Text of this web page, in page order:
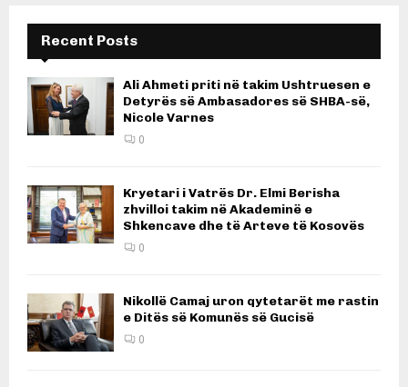
Recent Posts
Ali Ahmeti priti në takim Ushtruesen e
Detyrës së Ambasadores së SHBA-së,
Nicole Varnes
0
Kryetari i Vatrës Dr. Elmi Berisha
zhvilloi takim në Akademinë e
Shkencave dhe të Arteve të Kosovës
0
Nikollë Camaj uron qytetarët me rastin
e Ditës së Komunës së Gucisë
0